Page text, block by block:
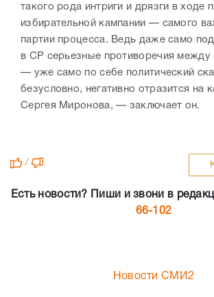
такого рода интриги и дрязги в ходе
избирательной кампании — самого
партии процесса. Ведь даже само
в СР серьезные противоречия между
— уже само по себе политический
безусловно, негативно отразится на
Сергея Миронова, — заключает он.
/
Есть новости? Пиши и звони в
66-102
Новости СМИ2